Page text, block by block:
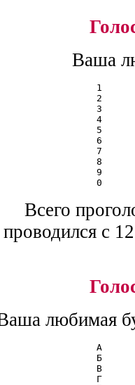
Ваша
1
2
3
4
5
6
7
8
9
Всего
с
любимая
A
Б
В
Г